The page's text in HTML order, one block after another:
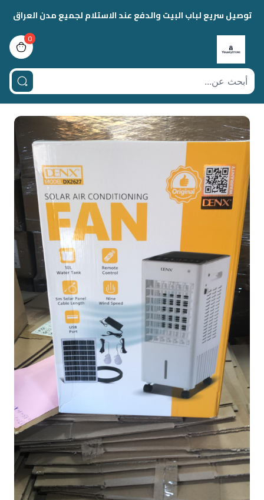
توصيل سريع لباب البيت والدفع عند الاستلام لجميع مدن العراق
0
bag